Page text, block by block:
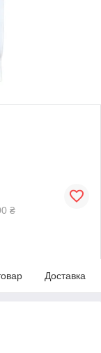
₴
Доставка